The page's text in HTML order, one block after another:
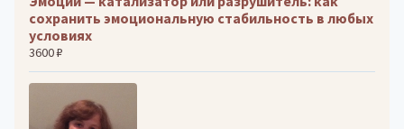
сохранить эмоциональную стабильность в любых
условиях
3600 ₽